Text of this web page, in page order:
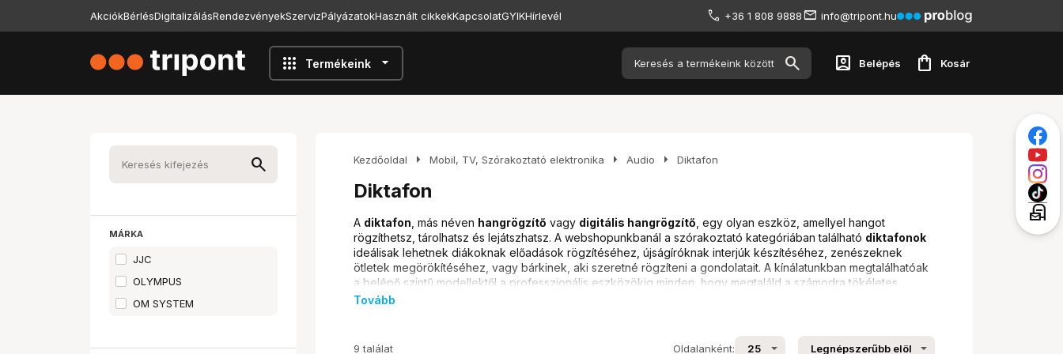
AkciókBérlésDigitalizálásRendezvényekSzervizPályázatokHasznált cikkekKapcsolatGYIKHírlevél +36 1 808 9888 info@tripont.hu
apps Termékeink arrow_drop_down account_box Belépés shopping_bag Kosár
Kezdőoldal arrow_right Mobil, TV, Szórakoztató elektronika arrow_right Audio arrow_right Diktafon
Diktafon
A diktafon , más néven hangrögzítő vagy digitális hangrögzítő , egy olyan eszköz, amellyel hangot
rögzíthetsz, tárolhatsz és lejátszhatsz. A webshopunkbanál a szórakoztató kategóriában található diktafonok
ideálisak lehetnek diákoknak előadások rögzítéséhez, újságíróknak interjúk készítéséhez, zenészeknek
ötletek megörökítéséhez, vagy bárkinek, aki szeretné rögzíteni a gondolatait. A kínálatunkban megtalálhatóak
a belépő szintű modellektől a professzionális eszközökig minden, hogy megtaláld a számodra tökéletes
hangfelvevőt
Tovább
9 találat Oldalanként:
MÁRKA
JJC
OLYMPUS
OM SYSTEM
local_post_office